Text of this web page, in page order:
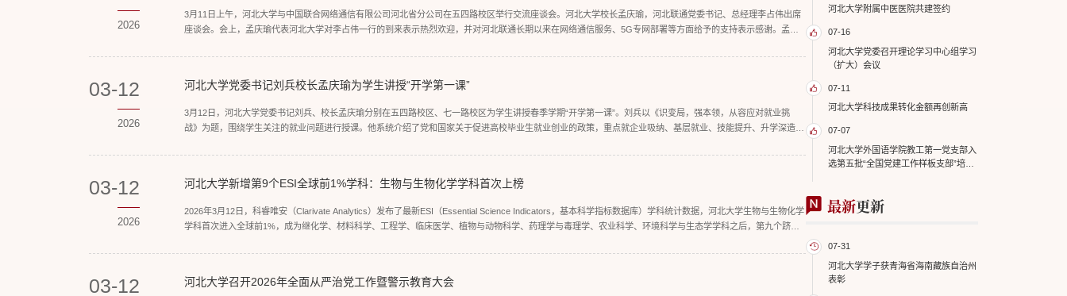
2026
3月11日上午，河北大学与中国联合网络通信有限公司河北省分公司在五四路校区举行交流座谈会。河北大学校长孟庆瑜，河北联通党委书记、总经理李占伟出席
座谈会。会上，孟庆瑜代表河北大学对李占伟一行的到来表示热烈欢迎，并对河北联通长期以来在网络通信服务、5G专网部署等方面给予的支持表示感谢。孟庆
03-12
2026
河北大学党委书记刘兵校长孟庆瑜为学生讲授“开学第一课”
3月12日，河北大学党委书记刘兵、校长孟庆瑜分别在五四路校区、七一路校区为学生讲授春季学期“开学第一课”。刘兵以《识变局，强本领，从容应对就业挑
战》为题，围绕学生关注的就业问题进行授课。他系统介绍了党和国家关于促进高校毕业生就业创业的政策，重点就企业吸纳、基层就业、技能提升、升学深造、
03-12
2026
河北大学新增第9个ESI全球前1%学科：生物与生物化学学科首次上榜
2026年3月12日，科睿唯安（Clarivate Analytics）发布了最新ESI（Essential Science Indicators，基本科学指标数据库）学科统计数据，河北大学生物与生物化学
学科首次进入全球前1%，成为继化学、材料科学、工程学、临床医学、植物与动物科学、药理学与毒理学、农业科学、环境科学与生态学学科之后，第九个跻身
03-12 河北大学召开2026年全面从严治党工作暨警示教育大会
河北大学附属中医医院共建签约
07-16
河北大学党委召开理论学习中心组学习
（扩大）会议
07-11
河北大学科技成果转化金额再创新高
07-07
河北大学外国语学院教工第一党支部入
选第五批“全国党建工作样板支部”培育
最新更新
07-31
河北大学学子获青海省海南藏族自治州
表彰